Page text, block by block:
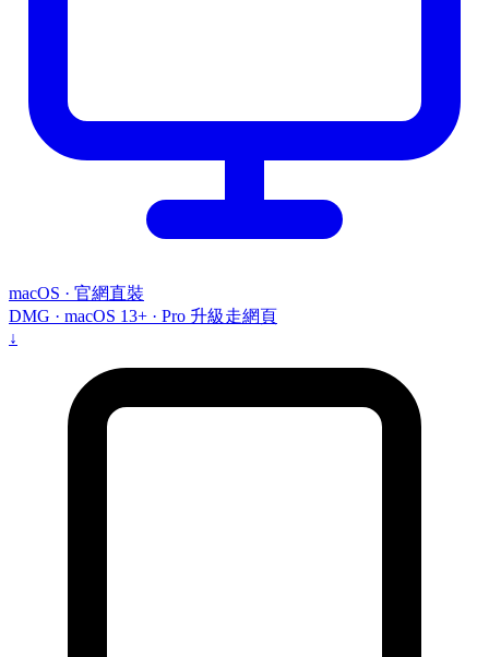
macOS · 官網直裝
DMG · macOS 13+ · Pro 升級走網頁
↓